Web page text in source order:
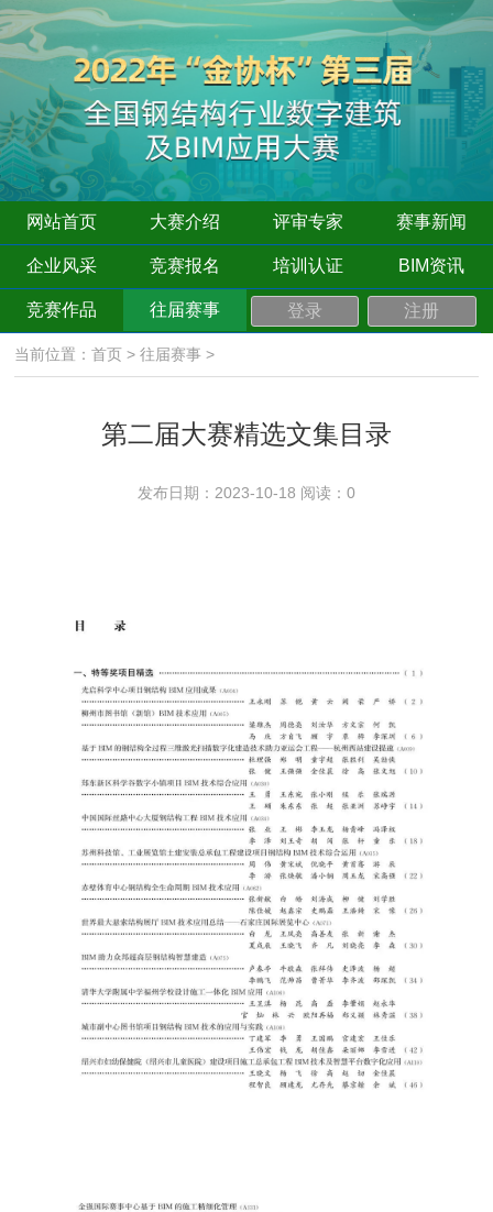
网站首页 大赛介绍 评审专家 赛事新闻
企业风采 竞赛报名 培训认证 BIM资讯
竞赛作品 往届赛事 登录 注册
当前位置：首页 >往届赛事 >
第二届大赛精选文集目录
发布日期：2023-10-18 阅读： 0